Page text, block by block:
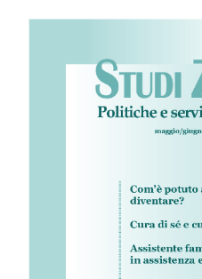
RISORSE
DONA ORA
CONTATTI
IL MIO ACCOUNT